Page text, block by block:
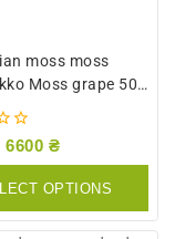
moss moss
Moss grape 500
6600 ₴
OPTIONS